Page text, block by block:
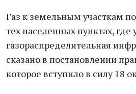
Газ к земельным участкам
тех населенных пунктах, где
газораспределительная
сказано в постановлении
которое вступило в силу 18